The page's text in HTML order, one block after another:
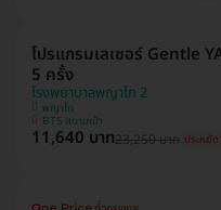
โปรแกรมเลเซอร์ Gentle
5 ครั้ง
โรงพยาบาลพญาไท 2
พญาไท
BTS สนามเป้า
11,640 บาท23,250 บาท ประหยั